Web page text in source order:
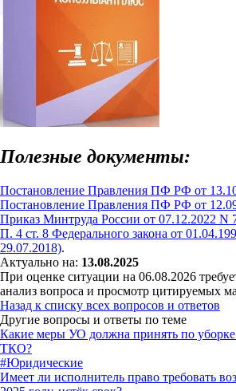
Полезные документы:
Постановление Правления ПФ РФ от
Постановление Правления ПФ РФ от
Приказ Минтруда России от 07.12.2022 N
П. 4 ст. 8 Федерального закона от
29.07.2018).
Актуально на: 13.08.2025
При оценке ситуации на 06.08.2026
анализ вопроса и просмотр цитируемых
Назад к списку всех вопросов и ответов
Другие вопросы и ответы по теме
Какие меры УО должна принять по
ТКО?
#Юридические
Имеет ли исполнитель право требовать